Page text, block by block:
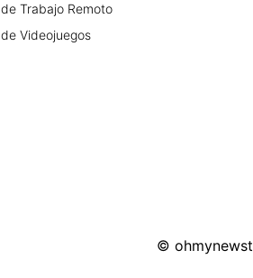
de Trabajo Remoto
de Videojuegos
© ohmynewst